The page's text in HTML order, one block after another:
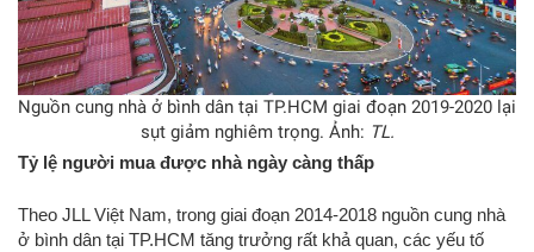
Nguồn cung nhà ở bình dân tại TP.HCM giai đoạn 2019-2020 lại
sụt giảm nghiêm trọng. Ảnh: TL.
Tỷ lệ người mua được nhà ngày càng thấp
Theo JLL Việt Nam, trong giai đoạn 2014-2018 nguồn cung nhà
ở bình dân tại TP.HCM tăng trưởng rất khả quan, các yếu tố